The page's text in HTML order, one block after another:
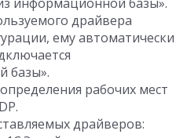
драйвера
ему автоматически
базы».
рабочих мест
драйверов: